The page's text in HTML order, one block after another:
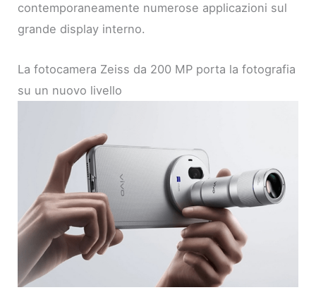
contemporaneamente numerose applicazioni sul
grande display interno.
La fotocamera Zeiss da 200 MP porta la fotografia
su un nuovo livello